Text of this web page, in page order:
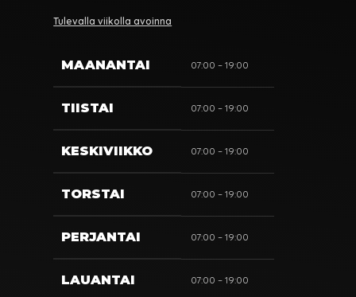
Tulevalla viikolla avoinna
MAANANTAI 07:00 – 19:00
TIISTAI 07:00 – 19:00
KESKIVIIKKO 07:00 – 19:00
TORSTAI 07:00 – 19:00
PERJANTAI 07:00 – 19:00
LAUANTAI 07:00 – 19:00